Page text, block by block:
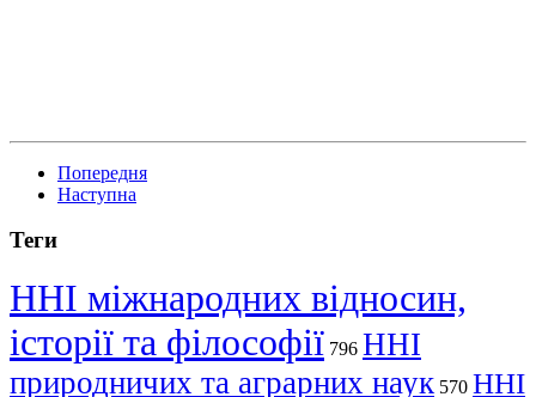
Попередня
Наступна
Теги
ННІ міжнародних відносин,
історії та філософії 796 ННІ
природничих та аграрних наук 570 ННІ